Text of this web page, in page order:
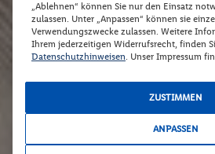
„Ablehnen“ können Sie nur den Einsatz
zulassen. Unter „Anpassen“ können sie
Verwendungszwecke zulassen. Weitere
Ihrem jederzeitigen Widerrufsrecht, finden
Datenschutzhinweisen. Unser Impressum
ZUSTIMMEN
ANPASSEN